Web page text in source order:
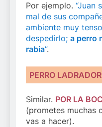
Por ejemplo. “Juan
mal de sus
ambiente muy
despedirlo; a perro
rabia”.
PERRO
Similar. POR LA
(prometes muchas
vas a hacer).